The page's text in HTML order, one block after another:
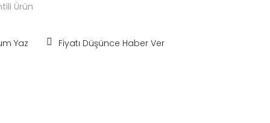
Ürün
Yaz Fiyatı Düşünce Haber Ver